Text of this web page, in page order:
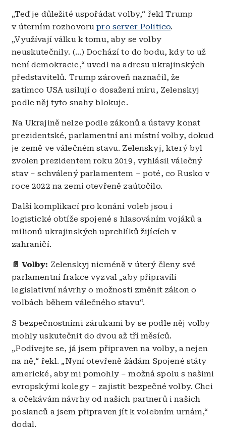
„Teď je důležité uspořádat volby,“ řekl Trump
v úterním rozhovorupro server Politico.
„Využívají válku k tomu, aby se volby
neuskutečnily. (…) Dochází to do bodu, kdy to už
není demokracie,“ uvedl na adresu ukrajinských
představitelů. Trump zároveň naznačil, že
zatímco USA usilují o dosažení míru, Zelenskyj
podle něj tyto snahy blokuje.
Na Ukrajině nelze podle zákonů a ústavy konat
prezidentské, parlamentní ani místní volby, dokud
je země ve válečném stavu. Zelenskyj, který byl
zvolen prezidentem roku 2019, vyhlásil válečný
stav – schválený parlamentem – poté, co Rusko v
roce 2022 na zemi otevřeně zaútočilo.
Další komplikací pro konání voleb jsou i
logistické obtíže spojené s hlasováním vojáků a
milionů ukrajinských uprchlíků žijících v
zahraničí.
📄 Volby: Zelenskyj nicméně v úterý členy své
parlamentní frakce vyzval „aby připravili
legislativní návrhy o možnosti změnit zákon o
volbách během válečného stavu“.
S bezpečnostními zárukami by se podle něj volby
mohly uskutečnit do dvou až tří měsíců.
„Podívejte se, já jsem připraven na volby, a nejen
na ně,“ řekl. „Nyní otevřeně žádám Spojené státy
americké, aby mi pomohly – možná spolu s našimi
evropskými kolegy – zajistit bezpečné volby. Chci
a očekávám návrhy od našich partnerů i našich
poslanců a jsem připraven jít k volebním urnám,“
dodal.